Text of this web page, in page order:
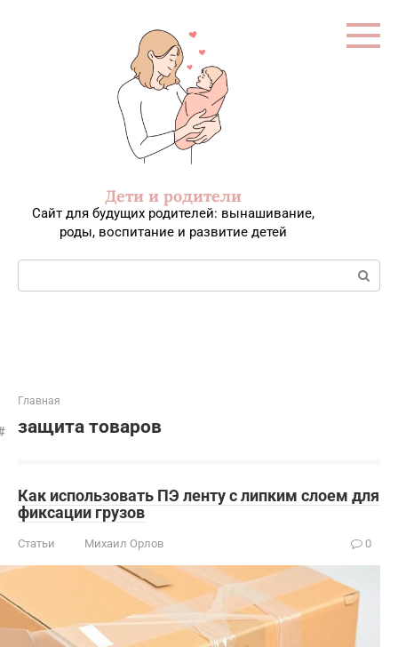
Дети и родители
Сайт для будущих родителей: вынашивание,
роды, воспитание и развитие детей
Поиск:
Главная
защита товаров
Как использовать ПЭ ленту с липким слоем для
фиксации грузов
Статьи Михаил Орлов 0